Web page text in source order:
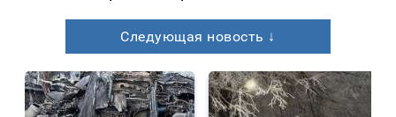
Следующая новость ↓